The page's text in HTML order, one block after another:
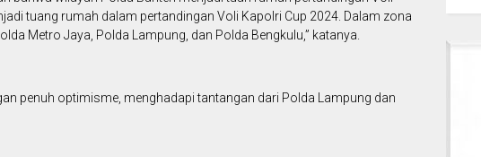
tuang rumah dalam pertandingan Voli Kapolri Cup 2024. Dalam zona
Metro Jaya, Polda Lampung, dan Polda Bengkulu,” katanya.
penuh optimisme, menghadapi tantangan dari Polda Lampung dan